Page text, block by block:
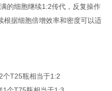
的细胞继续1:2传代，反复操作
根据细胞倍增效率和密度可以适
个T25瓶相当于1:2